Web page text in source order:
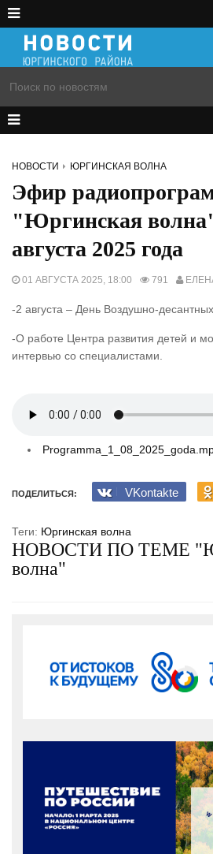
НОВОСТИ ЮРГИНСКАЯ ВОЛНА
Эфир
"Юргинская
августа 2025 года
01 АВГУСТА 2025, 18:00 791
-2 августа – День Воздушно-десантных
-О работе Центра развития детей и
интервью со специалистами.
ПОДЕЛИТЬСЯ: VKontakte
Теги: Юргинская волна
НОВОСТИ ПО ТЕМЕ
волна"